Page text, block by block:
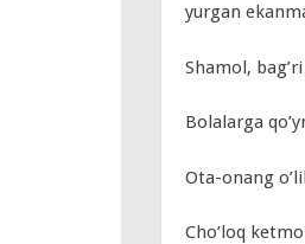
yurgan
Shamol,
Bolalarga
Ota-onang
Cho’loq